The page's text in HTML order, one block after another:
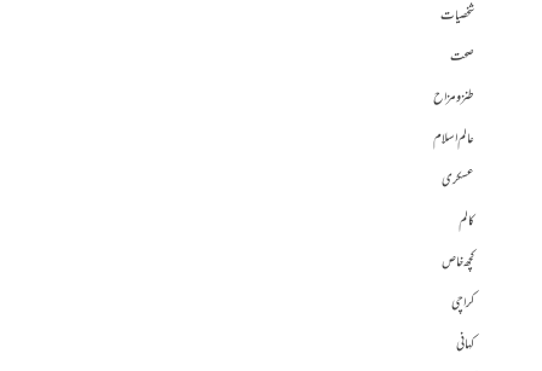
شخصیات
صحت
طنز و مزاح
عالم اسلام
عسکری
کالم
کچھ خاص
کراچی
کہانی